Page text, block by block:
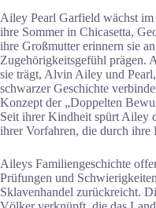
Ailey Pearl Garfield wächst
ihre Sommer in Chicasetta,
ihre Großmutter erinnern sie
Zugehörigkeitsgefühl prägen.
sie trägt, Alvin Ailey und
schwarzer Geschichte
Konzept der „Doppelten
Seit ihrer Kindheit spürt Ailey
ihrer Vorfahren, die durch
Aileys Familiengeschichte
Prüfungen und
Sklavenhandel zurückreicht.